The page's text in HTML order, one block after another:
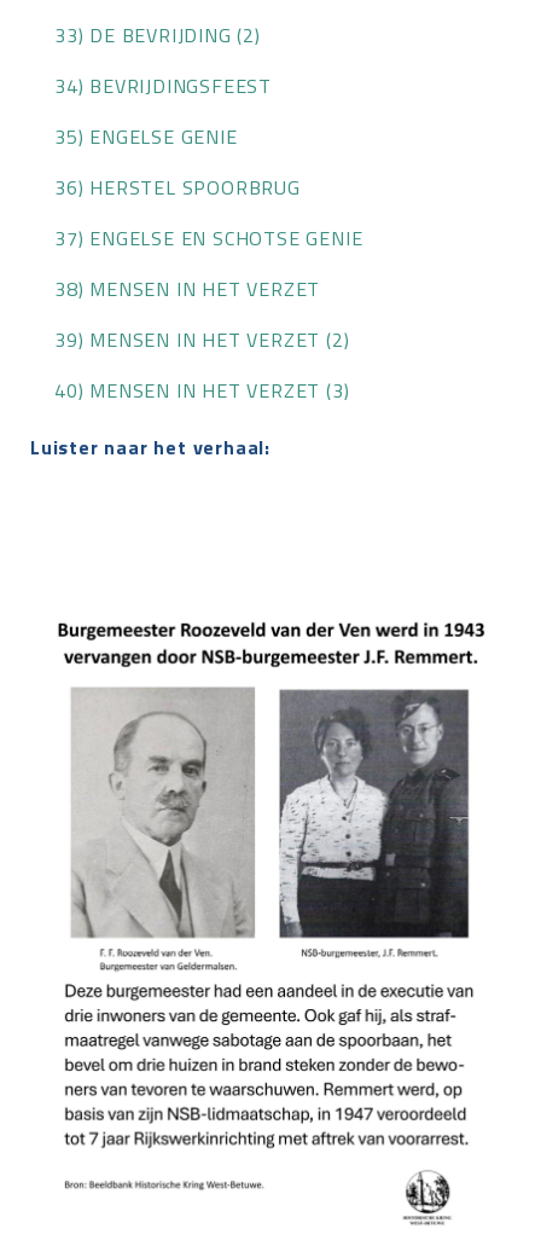
33) DE BEVRIJDING (2)
34) BEVRIJDINGSFEEST
35) ENGELSE GENIE
36) HERSTEL SPOORBRUG
37) ENGELSE EN SCHOTSE GENIE
38) MENSEN IN HET VERZET
39) MENSEN IN HET VERZET (2)
40) MENSEN IN HET VERZET (3)
Luister naar het verhaal: